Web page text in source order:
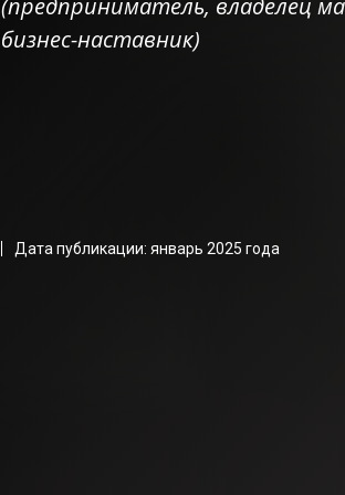
(предприниматель, владелец
бизнес-наставник)
Дата публикации: январь 2025 года
бизнеса в 2025? Какой бизнес
ребенка? Какую нишу выбрать для
Какой бизнес